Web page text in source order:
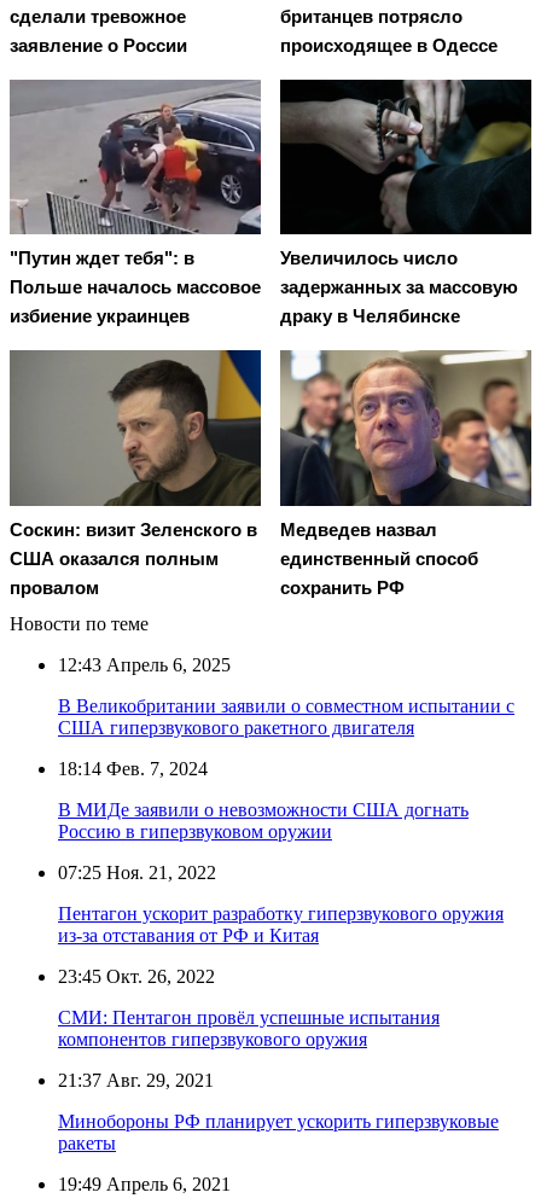
сделали тревожное
заявление о России
британцев потрясло
происходящее в Одессе
"Путин ждет тебя": в
Польше началось массовое
избиение украинцев
Увеличилось число
задержанных за массовую
драку в Челябинске
Соскин: визит Зеленского в
США оказался полным
провалом
Медведев назвал
единственный способ
сохранить РФ
Новости по теме
12:43 Апрель 6, 2025
В Великобритании заявили о совместном испытании с
США гиперзвукового ракетного двигателя
18:14 Фев. 7, 2024
В МИДе заявили о невозможности США догнать
Россию в гиперзвуковом оружии
07:25 Ноя. 21, 2022
Пентагон ускорит разработку гиперзвукового оружия
из-за отставания от РФ и Китая
23:45 Окт. 26, 2022
СМИ: Пентагон провёл успешные испытания
компонентов гиперзвукового оружия
21:37 Авг. 29, 2021
Минобороны РФ планирует ускорить гиперзвуковые
ракеты
19:49 Апрель 6, 2021